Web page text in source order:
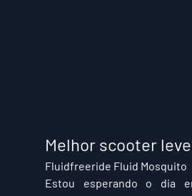
Melhor scooter leve
Fluidfreeride Fluid Mosquito
Estou esperando o dia